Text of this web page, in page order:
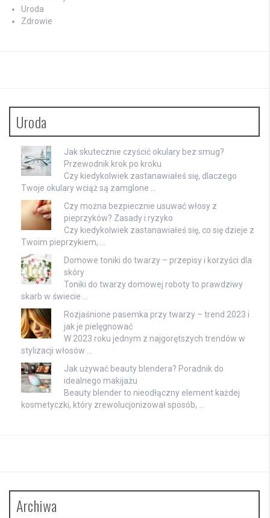
Uroda
Zdrowie
Uroda
Jak skutecznie czyścić okulary bez smug?
Przewodnik krok po kroku
Czy kiedykolwiek zastanawiałeś się, dlaczego
Twoje okulary wciąż są zamglone …
Czy można bezpiecznie usuwać włosy z
pieprzyków? Zasady i ryzyko
Czy kiedykolwiek zastanawiałeś się, co się dzieje z
Twoim pieprzykiem, …
Domowe toniki do twarzy – przepisy i korzyści dla
skóry
Toniki do twarzy domowej roboty to prawdziwy
skarb w świecie …
Rozjaśnione pasemka przy twarzy – trend 2023 i
jak je pielęgnować
W 2023 roku jednym z najgorętszych trendów w
stylizacji włosów …
Jak używać beauty blendera? Poradnik do
idealnego makijażu
Beauty blender to nieodłączny element każdej
kosmetyczki, który zrewolucjonizował sposób, …
Archiwa